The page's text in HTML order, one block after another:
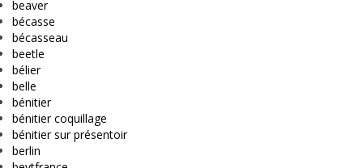
beaver
bécasse
bécasseau
beetle
bélier
belle
bénitier
bénitier coquillage
bénitier sur présentoir
berlin